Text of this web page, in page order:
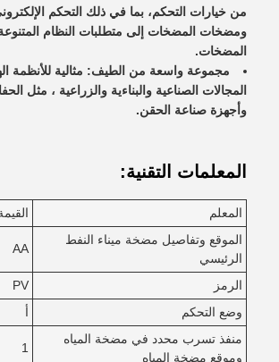
من خيارات التحكم، بما في ذلك التحكم
ومضخات المضخات إلى متطلبات النظام
المضخات.
مجموعة واسعة من الطيف: مثالية للأنظمة
المجالات الصناعية والبناءية والزراعية ، مثل
وأجهزة صناعة الحقن.
المعلمات التقنية:
المعلم
الموقع وتفاصيل مضخة ميناء النفط
الرئيسي
AA
الرمز
PV
وضع التحكم
أ
منفذ تسرب محدد في مضخة المياه
وموقع مضخة المياه
1